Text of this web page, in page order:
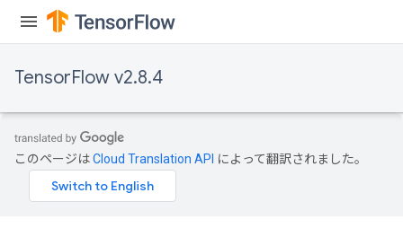
TensorFlow v2.8.4
このページはCloud Translation API によって翻訳されました。